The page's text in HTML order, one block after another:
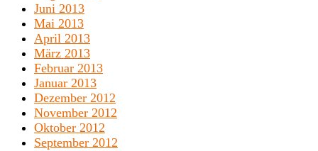
Juni 2013
Mai 2013
April 2013
März 2013
Februar 2013
Januar 2013
Dezember 2012
November 2012
Oktober 2012
September 2012